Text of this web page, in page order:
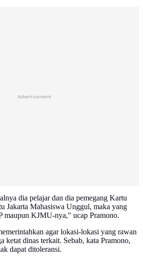
Advertisement
dia pelajar dan dia pemegang Kartu
Jakarta Mahasiswa Unggul, maka yang
maupun KJMU-nya," ucap Pramono.
agar lokasi-lokasi yang rawan
ketat dinas terkait. Sebab, kata Pramono,
dapat ditoleransi.